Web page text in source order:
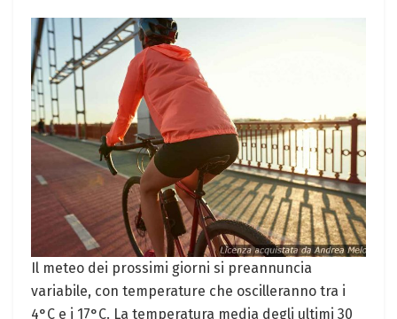
Il meteo dei prossimi giorni si preannuncia
variabile, con temperature che oscilleranno tra i
4°C e i 17°C. La temperatura media degli ultimi 30